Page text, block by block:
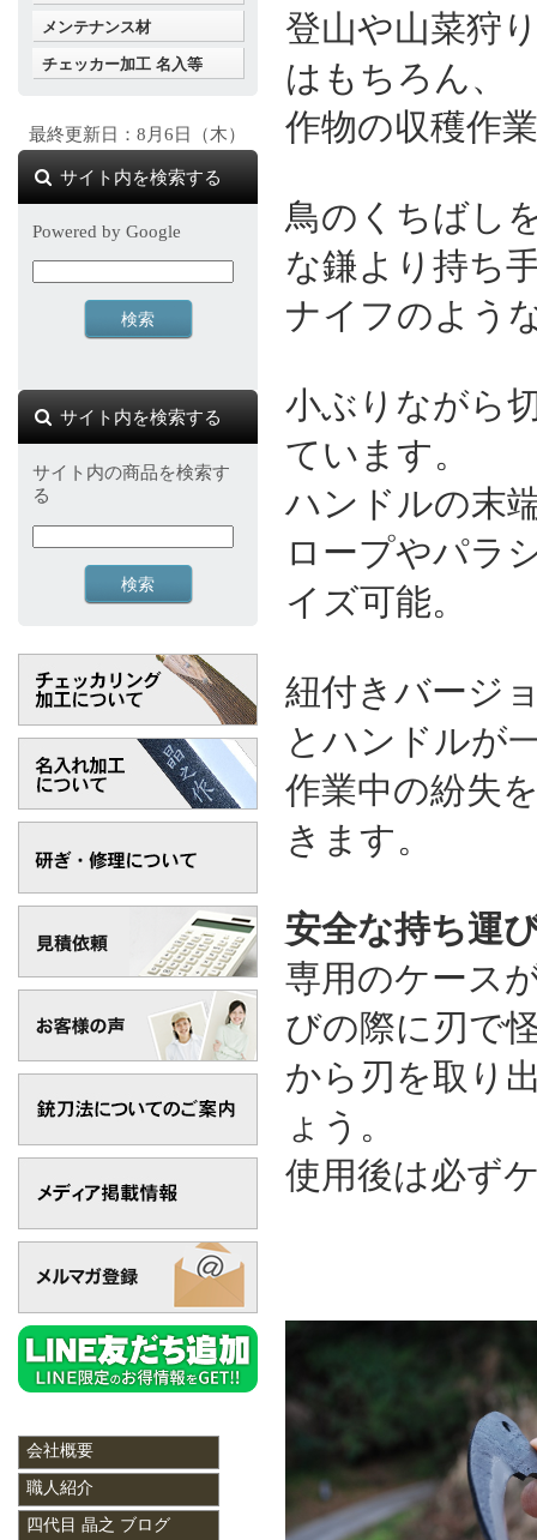
登山や山菜狩
はもちろん、
作物の収穫作
鳥のくちばし
な鎌より持ち
ナイフのよう
小ぶりながら
ています。
ハンドルの末
ロープやパラ
イズ可能。
紐付きバージ
とハンドルが
作業中の紛失
きます。
安全な持ち運
専用のケース
びの際に刃で
から刃を取り
ょう。
使用後は必ず
メンテナンス材
チェッカー加工 名入等
最終更新日：8月6日（木）
サイト内を検索する
Powered by Google
サイト内を検索する
サイト内の商品を検索す
る
会社概要
職人紹介
四代目 晶之 ブログ